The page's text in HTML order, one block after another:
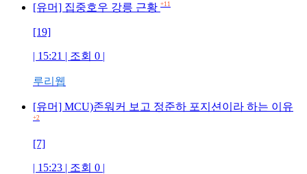
[유머] 집중호우 강릉 근황 +11
[19]
| 15:21 | 조회 0 |
루리웹
[유머] MCU)존워커 보고 정준하 포지션이라 하는 이유
+2
[7]
| 15:23 | 조회 0 |